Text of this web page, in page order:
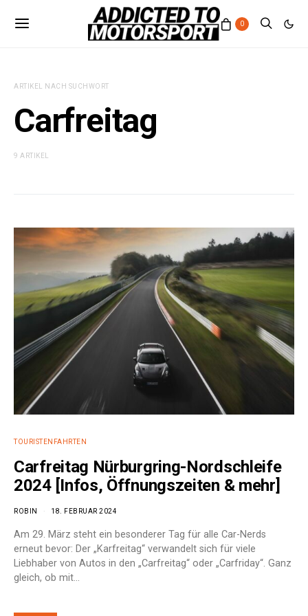
0
ARTIKEL NACH SUCHWORT
Carfreitag
9 ARTIKEL
TOURISTENFAHRTEN
Carfreitag Nürburgring-Nordschleife
2024 [Infos, Öffnungszeiten & mehr]
ROBIN 18. FEBRUAR 2024
Am 29. März steht ein besonderer Tag für alle Car-Nerds
erneut bevor: Der „Karfreitag“ verwandelt sich für viele
Liebhaber von Autos in den „Carfreitag“ oder „Carfriday“. Ganz
gleich, ob mit…